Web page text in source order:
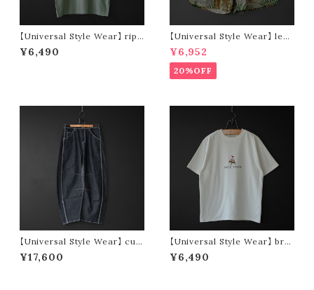
【Universal Style Wear】 ripp
le stretch wide tee (green)
¥6,490
【Universal Style Wear】 leaf
short pants (olive)
¥6,952
20%OFF
【Universal Style Wear】 cur
ve painter pants (indigo)
¥17,600
【Universal Style Wear】 bre
men tee (off white)
¥6,490